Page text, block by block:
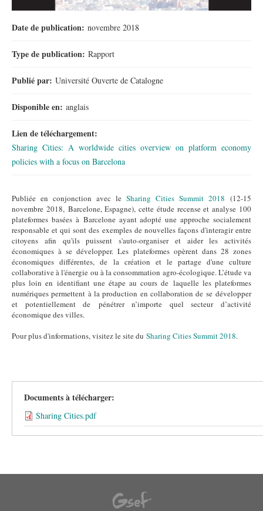
Date de publication: novembre 2018
Type de publication: Rapport
Publié par: Université Ouverte de Catalogne
Disponible en: anglais
Lien de téléchargement:
Sharing Cities: A worldwide cities overview on platform economy
policies with a focus on Barcelona
Publiée en conjonction avec le Sharing Cities Summit 2018 (12-15
novembre 2018, Barcelone, Espagne), cette étude recense et analyse 100
plateformes basées à Barcelone ayant adopté une approche socialement
responsable et qui sont des exemples de nouvelles façons d'interagir entre
citoyens afin qu'ils puissent s'auto-organiser et aider les activités
économiques à se développer. Les plateformes opèrent dans 28 zones
économiques différentes, de la création et le partage d'une culture
collaborative à l'énergie ou à la consommation agro-écologique. L’étude va
plus loin en identifiant une étape au cours de laquelle les plateformes
numériques permettent à la production en collaboration de se développer
et potentiellement de pénétrer n’importe quel secteur d’activité
économique des villes.
Pour plus d'informations, visitez le site du Sharing Cities Summit 2018.
Documents à télécharger:
Sharing Cities.pdf